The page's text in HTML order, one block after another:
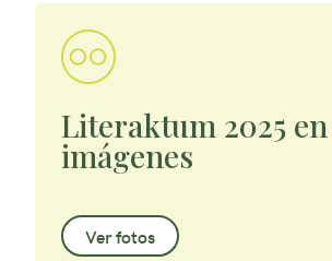
Literaktum 2025 en
imágenes
Ver fotos